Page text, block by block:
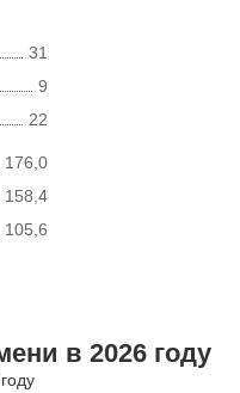
31
9
22
176,0
158,4
105,6
в 2026 году